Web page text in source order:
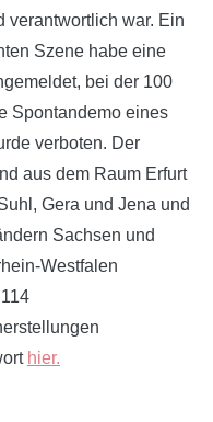
verantwortlich war. Ein
Szene habe eine
bei der 100
Spontandemo eines
verboten. Der
aus dem Raum Erfurt
Gera und Jena und
Sachsen und
Westfalen
hier.